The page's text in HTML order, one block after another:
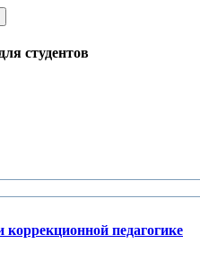
студентов
педагогике